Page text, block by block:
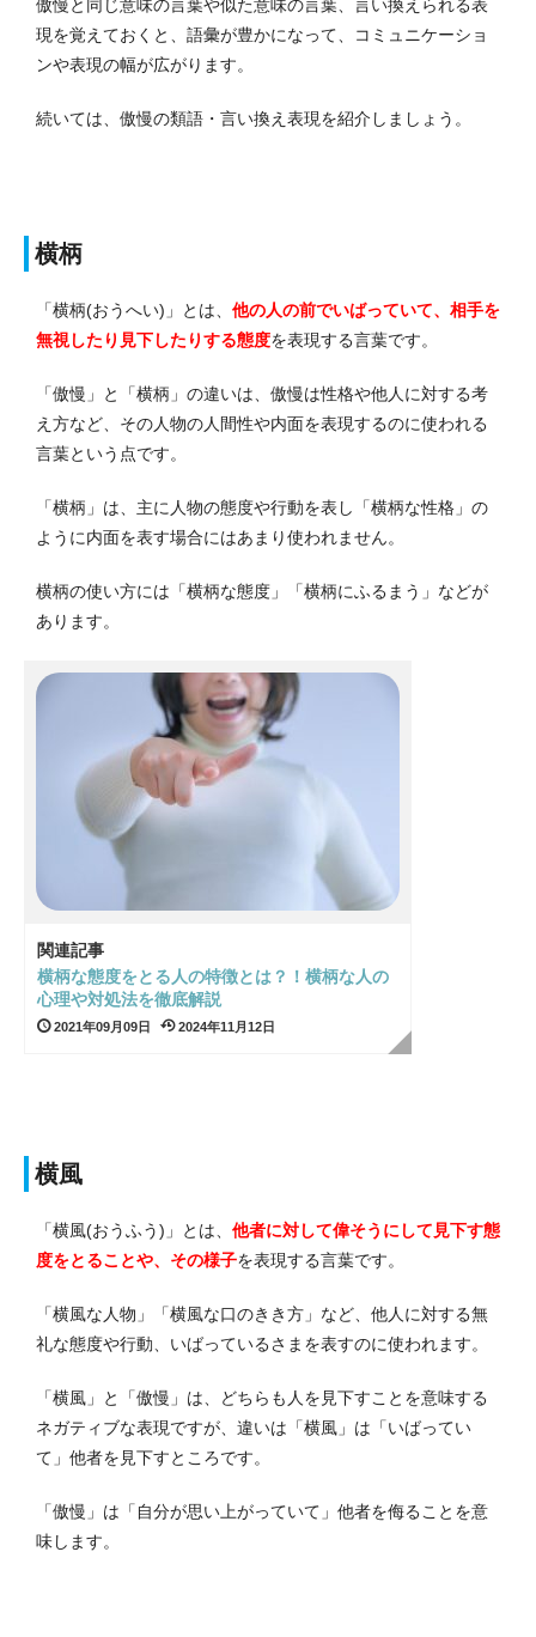
傲慢と同じ意味の言葉や似た意味の言葉、言い換えられる表
現を覚えておくと、語彙が豊かになって、コミュニケーショ
ンや表現の幅が広がります。
続いては、傲慢の類語・言い換え表現を紹介しましょう。
横柄
「横柄(おうへい)」とは、 他の人の前でいばっていて、相手を
無視したり見下したりする態度を表現する言葉です。
「傲慢」と「横柄」の違いは、傲慢は性格や他人に対する考
え方など、その人物の人間性や内面を表現するのに使われる
言葉という点です。
「横柄」は、主に人物の態度や行動を表し「横柄な性格」の
ように内面を表す場合にはあまり使われません。
横柄の使い方には「横柄な態度」「横柄にふるまう」などが
あります。
関連記事
横柄な態度をとる人の特徴とは？！横柄な人の
心理や対処法を徹底解説
2021年09月09日 2024年11月12日
横風
「横風(おうふう)」とは、 他者に対して偉そうにして見下す態
度をとることや、その様子を表現する言葉です。
「横風な人物」「横風な口のきき方」など、他人に対する無
礼な態度や行動、いばっているさまを表すのに使われます。
「横風」と「傲慢」は、どちらも人を見下すことを意味する
ネガティブな表現ですが、違いは「横風」は「いばってい
て」他者を見下すところです。
「傲慢」は「自分が思い上がっていて」他者を侮ることを意
味します。